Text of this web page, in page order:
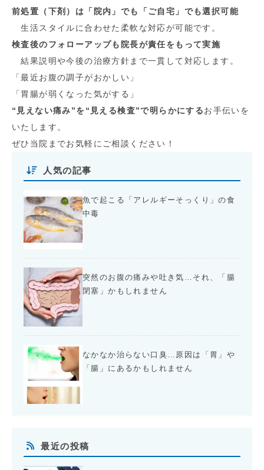
前処置（下剤）は「院内」でも「ご自宅」でも選択可能
生活スタイルに合わせた柔軟な対応が可能です。
検査後のフォローアップも院長が責任をもって実施
結果説明や今後の治療方針まで一貫して対応します。
「最近お腹の調子がおかしい」
「胃腸が弱くなった気がする」
“見えない痛み”を“見える検査”で明らかにするお手伝いを
いたします。
ぜひ当院までお気軽にご相談ください！
人気の記事
魚で起こる「アレルギーそっくり」の食
中毒
突然のお腹の痛みや吐き気…それ、「腸
閉塞」かもしれません
なかなか治らない口臭…原因は「胃」や
「腸」にあるかもしれません
最近の投稿